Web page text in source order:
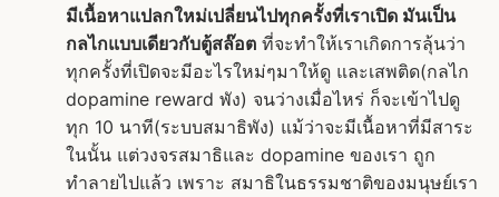
มีเนื้อหาแปลกใหม่เปลี่ยนไปทุกครั้งที่เราเปิด มันเป็น
กลไกแบบเดียวกับตู้สล๊อตที่จะทำให้เราเกิดการลุ้นว่า
ทุกครั้งที่เปิดจะมีอะไรใหม่ๆมาให้ดู และเสพติด(กลไก
dopamine reward พัง) จนว่างเมื่อไหร่ ก็จะเข้าไปดู
ทุก 10 นาที(ระบบสมาธิพัง) แม้ว่าจะมีเนื้อหาที่มีสาระ
ในนั้น แต่วงจรสมาธิและ dopamine ของเรา ถูก
ทำลายไปแล้ว เพราะ สมาธิในธรรมชาติของมนุษย์เรา